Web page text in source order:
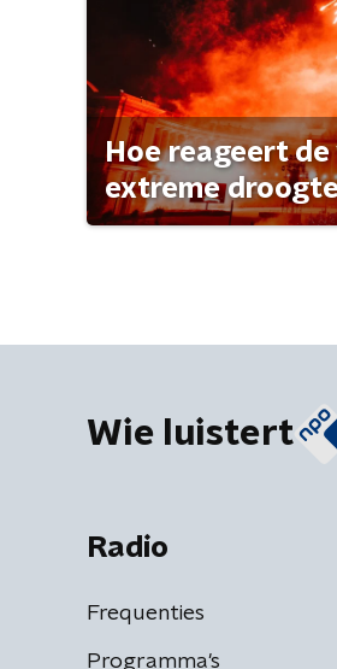
Hoe reageert
extreme
Wie luistert
Radio
Frequenties
Programma's